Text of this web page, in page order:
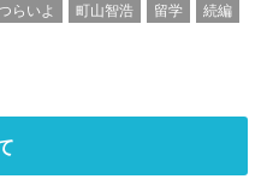
らいよ 町山智浩 留学
続編